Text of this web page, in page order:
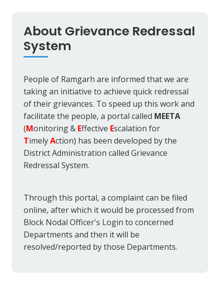
About Grievance Redressal
System
People of Ramgarh are informed that we are
taking an initiative to achieve quick redressal
of their grievances. To speed up this work and
facilitate the people, a portal called MEETA
(Monitoring & Effective Escalation for
TimelyAction) has been developed by the
District Administration called Grievance
Redressal System.
Through this portal, a complaint can be filed
online, after which it would be processed from
Block Nodal Officer's Login to concerned
Departments and then it will be
resolved/reported by those Departments.